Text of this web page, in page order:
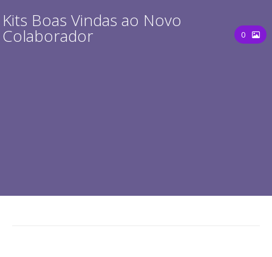
Kits Boas Vindas ao Novo
Colaborador 0